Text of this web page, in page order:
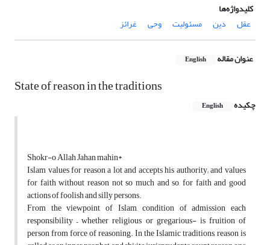
کلیدواژه‌ها
عقل
دین مسئولیت وحی غرائز
عنوان مقاله English
State of reason in the traditions
چکیده English
Shokr-o Allah Jahan mahin*
Islam values for reason a lot and accepts his authority; and values
for faith without reason not so much and so, for faith and good
actions of foolish and silly persons.
From the viewpoint of Islam, condition of admission each
responsibility – whether religious or gregarious- is fruition of
person from force of reasoning. In the Islamic traditions, reason is